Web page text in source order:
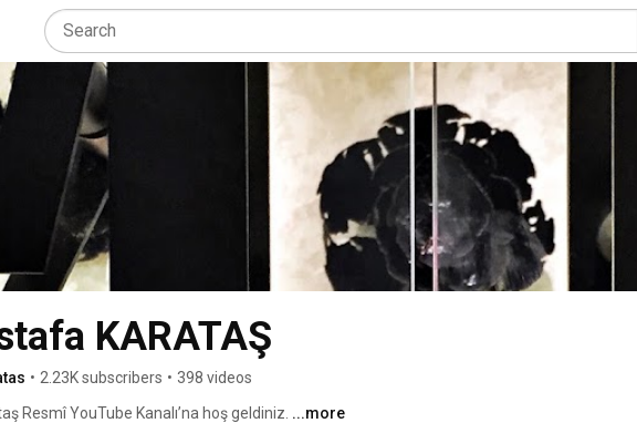
KARATAŞ
• 2.23K subscribers • 398 videos
Resmî YouTube Kanalı’na hoş geldiniz. ...more